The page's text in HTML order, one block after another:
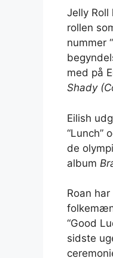
Jelly
rollen
nummer
med på
Shady
Eilish
“Lunch”
de
album
Roan
“Good
sidste